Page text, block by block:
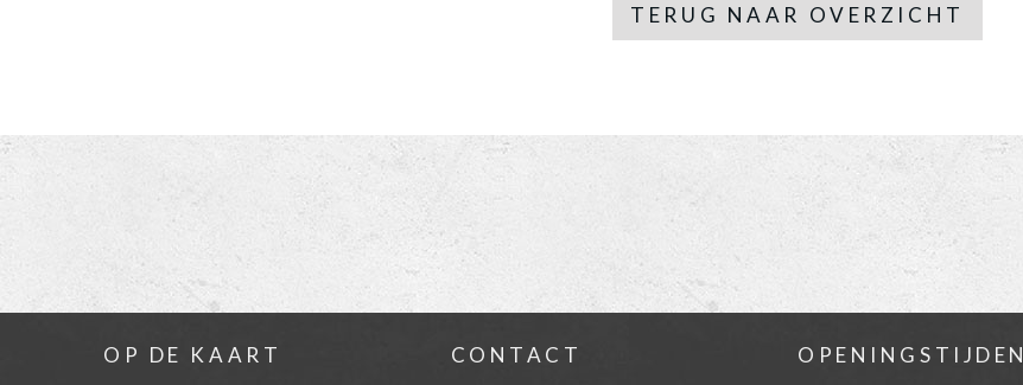
TERUG NAAR OVERZICHT
OP DE KAART CONTACT OPENINGSTIJDEN